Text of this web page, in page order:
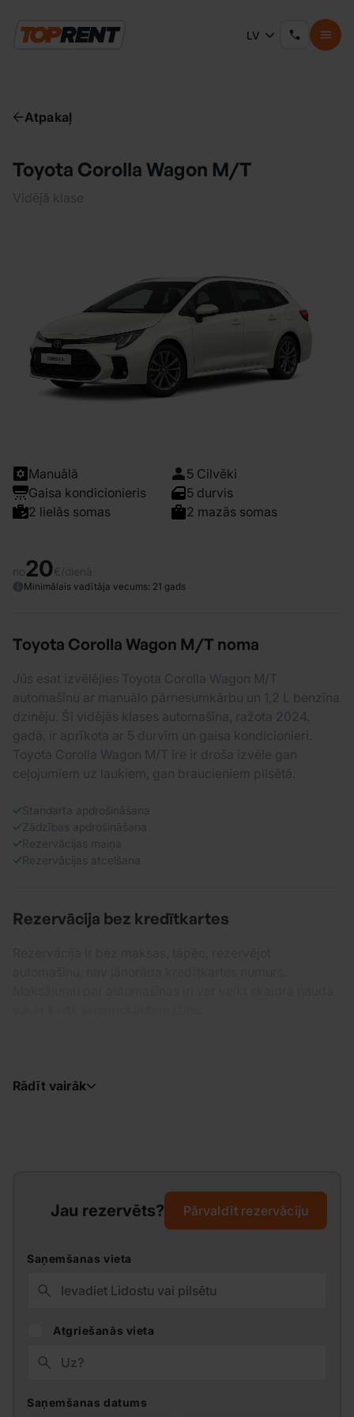
LV
Atpakaļ
Toyota Corolla Wagon M/T
Vidējā klase
Manuālā
5 Cilvēki
Gaisa kondicionieris
5 durvis
2 lielās somas
2 mazās somas
no20€/dienā
Minimālais vadītāja vecums: 21 gads
Toyota Corolla Wagon M/T noma
Jūs esat izvēlējies Toyota Corolla Wagon M/T
automašīnu ar manuālo pārnesumkārbu un 1,2 L benzīna
dzinēju. Šī vidējās klases automašīna, ražota 2024.
gadā, ir aprīkota ar 5 durvīm un gaisa kondicionieri.
Toyota Corolla Wagon M/T īre ir droša izvēle gan
ceļojumiem uz laukiem, gan braucieniem pilsētā.
Standarta apdrošināšana
Zādzības apdrošināšana
Rezervācijas maiņa
Rezervācijas atcelšana
Rezervācija bez kredītkartes
Rādīt vairāk
Jau rezervēts? Pārvaldīt rezervāciju
Saņemšanas vieta
Atgriešanās vieta
Saņemšanas datums